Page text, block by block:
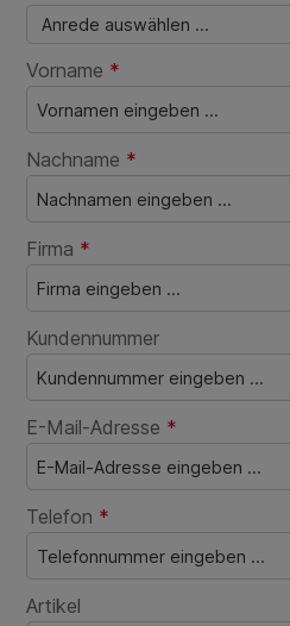
Vorname *
Nachname *
Firma *
Kundennummer
E-Mail-Adresse *
Telefon *
Artikel